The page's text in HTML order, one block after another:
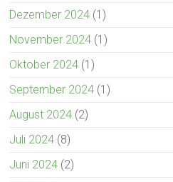
Dezember 2024 (1)
November 2024 (1)
Oktober 2024 (1)
September 2024 (1)
August 2024 (2)
Juli 2024 (8)
Juni 2024 (2)